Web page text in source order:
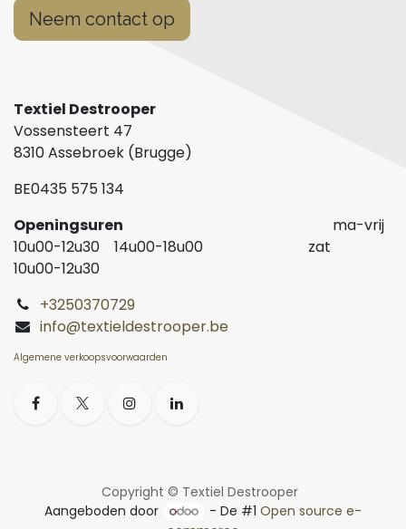
Neem contact op
Textiel Destrooper
Vossensteert 47
8310 Assebroek (Brugge)
BE0435 575 134
Openingsuren ma-vrij
10u00-12u30 14u00-18u00 zat
10u00-12u30
+3250370729
info@textieldestrooper.be
Algemene verkoopsvoorwaarden
Copyright © Textiel Destrooper
Aangeboden door
- De #1Open source e-